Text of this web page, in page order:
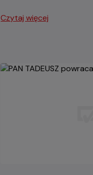
Czytaj więcej